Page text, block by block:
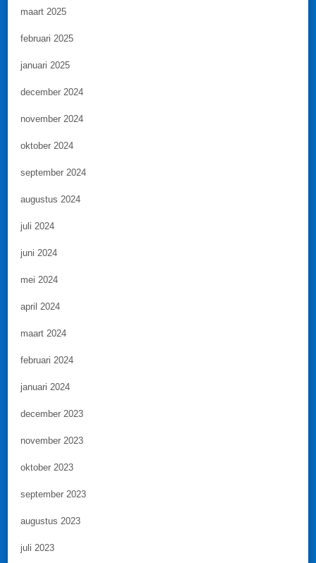
maart 2025
februari 2025
januari 2025
december 2024
november 2024
oktober 2024
september 2024
augustus 2024
juli 2024
juni 2024
mei 2024
april 2024
maart 2024
februari 2024
januari 2024
december 2023
november 2023
oktober 2023
september 2023
augustus 2023
juli 2023